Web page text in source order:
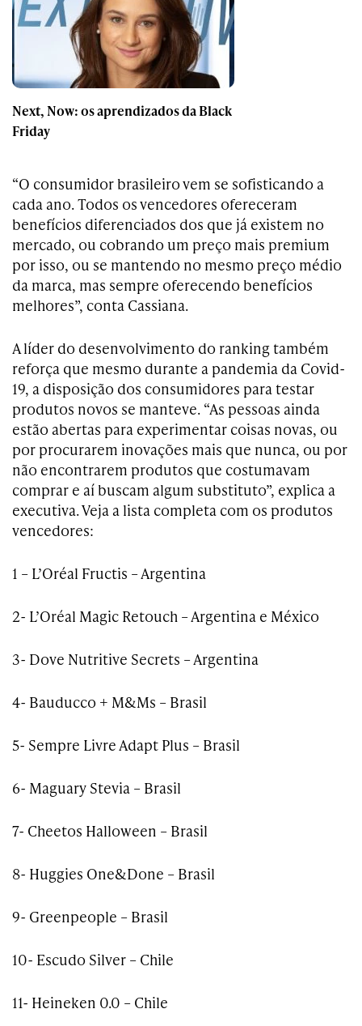
Next, Now: os aprendizados da Black
Friday
“O consumidor brasileiro vem se sofisticando a
cada ano. Todos os vencedores ofereceram
benefícios diferenciados dos que já existem no
mercado, ou cobrando um preço mais premium
por isso, ou se mantendo no mesmo preço médio
da marca, mas sempre oferecendo benefícios
melhores”, conta Cassiana.
A líder do desenvolvimento do ranking também
reforça que mesmo durante a pandemia da Covid-
19, a disposição dos consumidores para testar
produtos novos se manteve. “As pessoas ainda
estão abertas para experimentar coisas novas, ou
por procurarem inovações mais que nunca, ou por
não encontrarem produtos que costumavam
comprar e aí buscam algum substituto”, explica a
executiva. Veja a lista completa com os produtos
vencedores:
1 – L’Oréal Fructis – Argentina
2- L’Oréal Magic Retouch – Argentina e México
3- Dove Nutritive Secrets – Argentina
4- Bauducco + M&Ms – Brasil
5- Sempre Livre Adapt Plus – Brasil
6- Maguary Stevia – Brasil
7- Cheetos Halloween – Brasil
8- Huggies One&Done – Brasil
9- Greenpeople – Brasil
10- Escudo Silver – Chile
11- Heineken 0.0 – Chile